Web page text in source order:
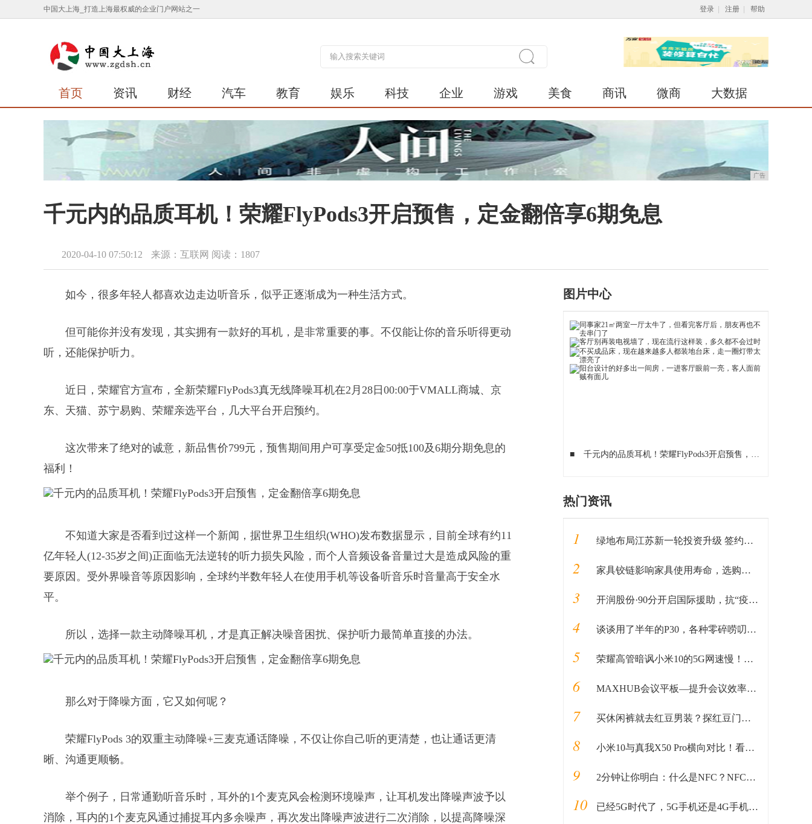
中国大上海_打造上海最权威的企业门户网站之一 登录 注册 帮助
首页 资讯 财经 汽车 教育 娱乐 科技 企业 游戏 美食 商讯 微商 大数据
广告
千元内的品质耳机！荣耀FlyPods3开启预售，定金翻倍享6期免息
2020-04-10 07:50:12 来源：互联网 阅读：1807
如今，很多年轻人都喜欢边走边听音乐，似乎正逐渐成为一种生活方式。
但可能你并没有发现，其实拥有一款好的耳机，是非常重要的事。不仅能让你的音乐听得更动
听，还能保护听力。
近日，荣耀官方宣布，全新荣耀FlyPods3真无线降噪耳机在2月28日00:00于VMALL商城、京
东、天猫、苏宁易购、荣耀亲选平台，几大平台开启预约。
这次带来了绝对的诚意，新品售价799元，预售期间用户可享受定金50抵100及6期分期免息的
福利！
不知道大家是否看到过这样一个新闻，据世界卫生组织(WHO)发布数据显示，目前全球有约11
亿年轻人(12-35岁之间)正面临无法逆转的听力损失风险，而个人音频设备音量过大是造成风险的重
要原因。受外界噪音等原因影响，全球约半数年轻人在使用手机等设备听音乐时音量高于安全水
平。
所以，选择一款主动降噪耳机，才是真正解决噪音困扰、保护听力最简单直接的办法。
那么对于降噪方面，它又如何呢？
荣耀FlyPods 3的双重主动降噪+三麦克通话降噪，不仅让你自己听的更清楚，也让通话更清
晰、沟通更顺畅。
举个例子，日常通勤听音乐时，耳外的1个麦克风会检测环境噪声，让耳机发出降噪声波予以
消除，耳内的1个麦克风通过捕捉耳内多余噪声，再次发出降噪声波进行二次消除，以提高降噪深
图片中心
■ 千元内的品质耳机！荣耀FlyPods3开启预售，定金翻倍享6期免息
热门资讯
1 绿地布局江苏新一轮投资升级 签约江苏银行、落地重大产业
2 家具铰链影响家具使用寿命，选购需谨慎
3 开润股份·90分开启国际援助，抗“疫”无国界
4 谈谈用了半年的P30，各种零碎唠叨（吐槽为主）
5 荣耀高管暗讽小米10的5G网速慢！下载速度与荣耀V30相差4.2倍？
6 MAXHUB会议平板—提升会议效率的神器
7 买休闲裤就去红豆男装？探红豆门店：品质升级更有型
8 小米10与真我X50 Pro横向对比！看完你就知道该选谁了
9 2分钟让你明白：什么是NFC？NFC有什么用处？
10 已经5G时代了，5G手机还是4G手机，现在大家到底是应该如何选择？